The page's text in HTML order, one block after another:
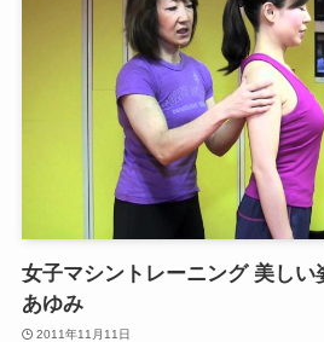
女子マシントレーニング 美しい
あゆみ
2011年11月11日